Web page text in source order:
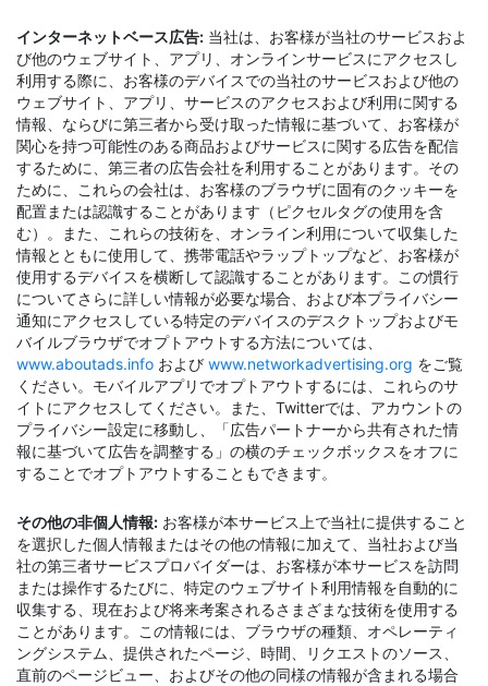
インターネットベース広告: 当社は、お客様が当社のサービスおよ
び他のウェブサイト、アプリ、オンラインサービスにアクセスし
利用する際に、お客様のデバイスでの当社のサービスおよび他の
ウェブサイト、アプリ、サービスのアクセスおよび利用に関する
情報、ならびに第三者から受け取った情報に基づいて、お客様が
関心を持つ可能性のある商品およびサービスに関する広告を配信
するために、第三者の広告会社を利用することがあります。その
ために、これらの会社は、お客様のブラウザに固有のクッキーを
配置または認識することがあります（ピクセルタグの使用を含
む）。また、これらの技術を、オンライン利用について収集した
情報とともに使用して、携帯電話やラップトップなど、お客様が
使用するデバイスを横断して認識することがあります。この慣行
についてさらに詳しい情報が必要な場合、および本プライバシー
通知にアクセスしている特定のデバイスのデスクトップおよびモ
バイルブラウザでオプトアウトする方法については、
www.aboutads.info および www.networkadvertising.org をご覧
ください。モバイルアプリでオプトアウトするには、これらのサ
イトにアクセスしてください。また、Twitterでは、アカウントの
プライバシー設定に移動し、「広告パートナーから共有された情
報に基づいて広告を調整する」の横のチェックボックスをオフに
することでオプトアウトすることもできます。
その他の非個人情報: お客様が本サービス上で当社に提供すること
を選択した個人情報またはその他の情報に加えて、当社および当
社の第三者サービスプロバイダーは、お客様が本サービスを訪問
または操作するたびに、特定のウェブサイト利用情報を自動的に
収集する、現在および将来考案されるさまざまな技術を使用する
ことがあります。この情報には、ブラウザの種類、オペレーティ
ングシステム、提供されたページ、時間、リクエストのソース、
直前のページビュー、およびその他の同様の情報が含まれる場合